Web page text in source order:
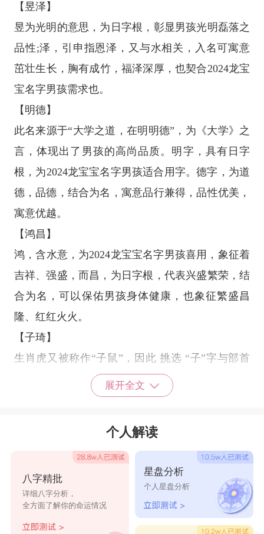
【昱泽】
昱为光明的意思，为日字根，彰显男孩光明磊落之
品性;泽，引申指恩泽，又与水相关，入名可寓意
茁壮生长，胸有成竹，福泽深厚，也契合2024龙宝
宝名字男孩需求也。
【明德】
此名来源于“大学之道，在明明德”，为《大学》之
言，体现出了男孩的高尚品质。明字，具有日字
根，为2024龙宝宝名字男孩适合用字。德字，为道
德，品德，结合为名，寓意品行兼得，品性优美，
寓意优越。
【鸿昌】
鸿，含水意，为2024龙宝宝名字男孩喜用，象征着
吉祥、强盛，而昌，为日字根，代表兴盛繁荣，结
合为名，可以保佑男孩身体健康，也象征繁盛昌
隆、红红火火。
【子琦】
生肖虎又被称作“子鼠”，因此 挑选 “子”字与部首
为“王”的“琦”字配搭做为2024龙宝宝名字男孩非常
好。在其中，“琦”字的本意有翠玉、不凡的意思，
生肖虎属水，因此 “浩玥”二字全是生肖虎起名字愉
悦字，用于给属龙的男孩取名十分适合。在这个姓
名中，“浩”字给人十分空气的觉得;“玥”指的是传说
中的一颗神珠，十分好意头。
展开全文
个人解读
八字精批
详细八字分析，
全方面了解你的命运情况
星盘分析
个人星盘分析